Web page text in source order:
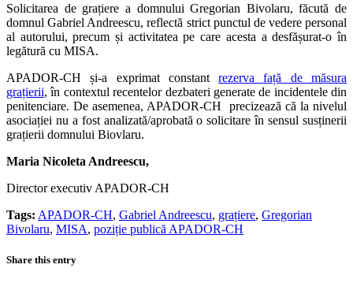
Solicitarea de grațiere a domnului Gregorian Bivolaru, făcută de
domnul Gabriel Andreescu, reflectă strict punctul de vedere personal
al autorului, precum și activitatea pe care acesta a desfășurat-o în
legătură cu MISA.
APADOR-CH și-a exprimat constantrezerva față de măsura
grațierii, în contextul recentelor dezbateri generate de incidentele din
penitenciare. De asemenea, APADOR-CH precizează că la nivelul
asociației nu a fost analizată/aprobată o solicitare în sensul susținerii
grațierii domnului Biovlaru.
Maria Nicoleta Andreescu,
Director executiv APADOR-CH
Tags: APADOR-CH, Gabriel Andreescu, grațiere, Gregorian
Bivolaru, MISA, poziție publică APADOR-CH
Share this entry